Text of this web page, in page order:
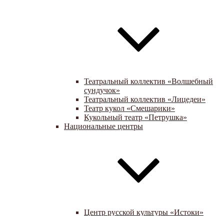
Театральный коллектив «Волшебный
сундучок»
Театральный коллектив «Лицедеи»
Театр кукол «Смешарики»
Кукольный театр «Петрушка»
Национальные центры
Центр русской культуры «Истоки»